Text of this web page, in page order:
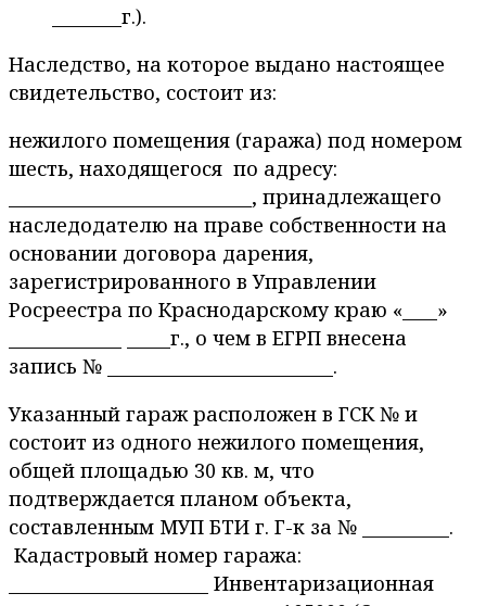
________г.).
Наследство, на которое выдано настоящее
свидетельство, состоит из:
нежилого помещения (гаража) под номером
шесть, находящегося по адресу:
____________________________, принадлежащего
наследодателю на праве собственности на
основании договора дарения,
зарегистрированного в Управлении
Росреестра по Краснодарскому краю «____»
_____________ _____г., о чем в ЕГРП внесена
запись № __________________________.
Указанный гараж расположен в ГСК № и
состоит из одного нежилого помещения,
общей площадью 30 кв. м, что
подтверждается планом объекта,
составленным МУП БТИ г. Г-к за № __________.
Кадастровый номер гаража:
_______________________ Инвентаризационная